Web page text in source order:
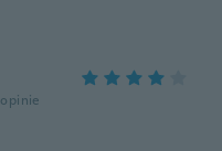
opinie